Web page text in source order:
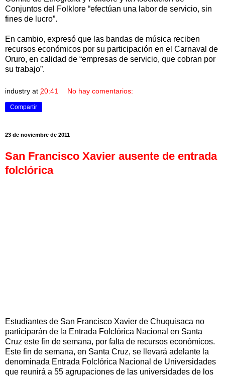
Conjuntos del Folklore “efectúan una labor de servicio, sin
fines de lucro”.
En cambio, expresó que las bandas de música reciben
recursos económicos por su participación en el Carnaval de
Oruro, en calidad de “empresas de servicio, que cobran por
su trabajo”.
industry at 20:41 No hay comentarios:
Compartir
23 de noviembre de 2011
San Francisco Xavier ausente de entrada
folclórica
Estudiantes de San Francisco Xavier de Chuquisaca no
participarán de la Entrada Folclórica Nacional en Santa
Cruz este fin de semana, por falta de recursos económicos.
Este fin de semana, en Santa Cruz, se llevará adelante la
denominada Entrada Folclórica Nacional de Universidades
que reunirá a 55 agrupaciones de las universidades de los